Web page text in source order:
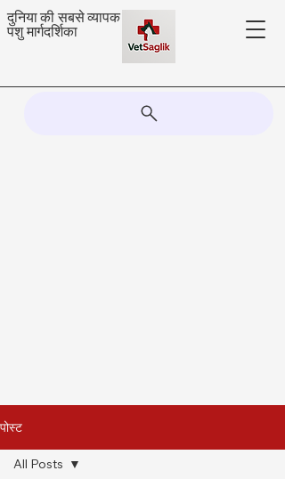
दुनिया की सबसे व्यापक
पशु मार्गदर्शिका
पोस्ट
All Posts